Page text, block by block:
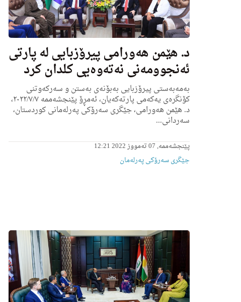
د. هێمن هەورامی پیرۆزبایی لە پارتی
ئه‌نجوومه‌نی نه‌ته‌وه‌یى كلدان کرد
بەمەبەستی پیرۆزبایی به‌بۆنه‌ی به‌ستن و سه‌ركه‌وتنی
كۆنگره‌ى یه‌كه‌می پارته‌كه‌یان، ئەمڕۆ پێنجشه‌ممه‌ ۲۰۲۲/٧/٧،
د. هێمن هەورامی، جێگری سەرۆکی پەرلەمانی کوردستان،
سەردانی...
پێنجشەممە, 07 تەمووز 2022 12:21
جێگری سەرۆکی پەرلەمان